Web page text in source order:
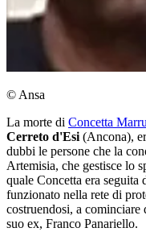
© Ansa
La morte di Concetta
Cerreto d'Esi (Ancona),
dubbi le persone che la
Artemisia, che gestisce lo
quale Concetta era seguita
funzionato nella rete di
costruendosi, a
suo ex, Franco Panariello.